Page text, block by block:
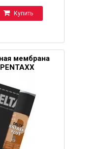
Купить
мембрана